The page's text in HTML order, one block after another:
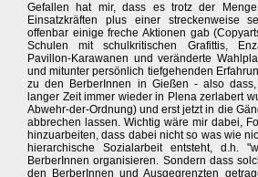
Gefallen hat mir, dass es trotz der
Einsatzkräften plus einer streckenweise
offenbar einige freche Aktionen gab
Schulen mit schulkritischen Grafittis,
Pavillon-Karawanen und veränderte
und mitunter persönlich tiefgehenden
zu den BerberInnen in Gießen - also
langer Zeit immer wieder in Plena zerlabert
Abwehr-der-Ordnung) und erst jetzt in die
abbrechen lassen. Wichtig wäre mir dabei,
hinzuarbeiten, dass dabei nicht so was wie
hierarchische Sozialarbeit entsteht, d.h.
BerberInnen organisieren. Sondern dass
den BerberInnen und Ausgegrenzten